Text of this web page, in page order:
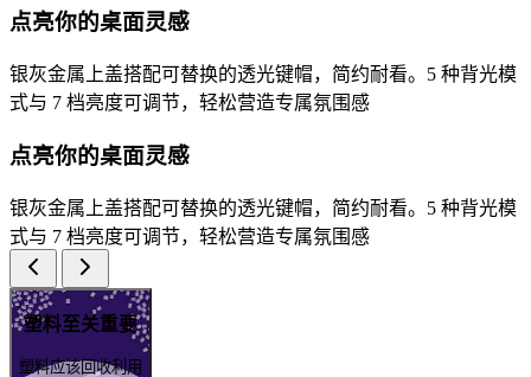
点亮你的桌面灵感
银灰金属上盖搭配可替换的透光键帽，简约耐看。5 种背光模
式与 7 档亮度可调节，轻松营造专属氛围感
点亮你的桌面灵感
银灰金属上盖搭配可替换的透光键帽，简约耐看。5 种背光模
式与 7 档亮度可调节，轻松营造专属氛围感
塑料至关重要
塑料应该回收利用